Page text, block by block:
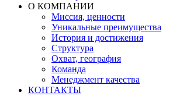
О КОМПАНИИ
Миссия, ценности
Уникальные преимущества
История и достижения
Структура
Охват, география
Команда
Менеджмент качества
КОНТАКТЫ